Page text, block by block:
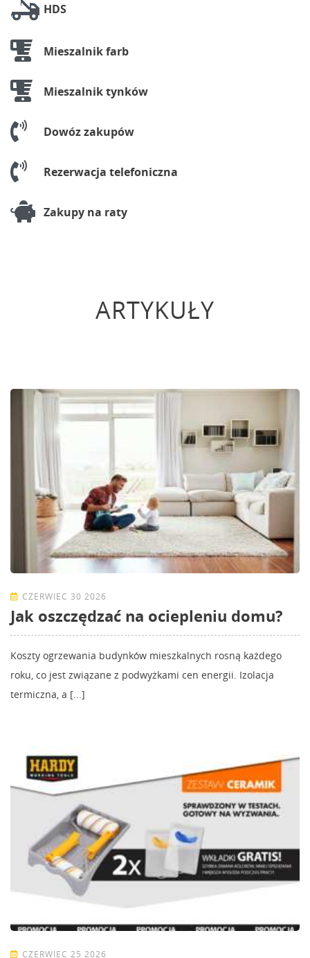
HDS
Mieszalnik farb
Mieszalnik tynków
Dowóz zakupów
Rezerwacja telefoniczna
Zakupy na raty
ARTYKUŁY
CZERWIEC 30 2026
Jak oszczędzać na ociepleniu domu?
Koszty ogrzewania budynków mieszkalnych rosną każdego
roku, co jest związane z podwyżkami cen energii. Izolacja
termiczna, a [...]
CZERWIEC 25 2026